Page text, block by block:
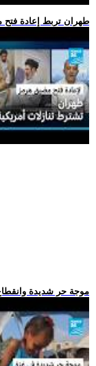
.. طهران تربط إعادة فتح
.. موجة حر شديدة